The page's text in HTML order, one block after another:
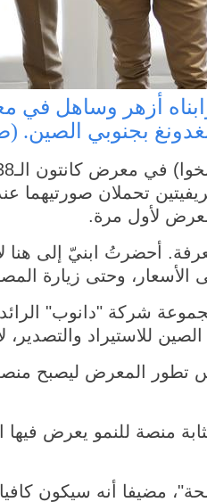
بجنوبي
لأول مرة.
أحضرتُ ابنيّ إلى هنا
وحتى زيارة
شركة "دانوب"
للاستيراد والتصدير، لأول
شهد أنيس تطور المعرض
منصة للنمو يعرض فيها
مضيفا أنه سيكون كافيا